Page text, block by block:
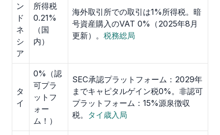
ン
ド
ネ
シ
ア
所得税
0.21%
（国
内）
海外取引所での取引は1%所得税。暗
号資産購入のVAT 0%（2025年8月
更新）。 税務総局
タ
イ
0%（認
可プラ
ットフ
ォー
ム！）
SEC承認プラットフォーム：2029年
までキャピタルゲイン税0%。非認可
プラットフォーム：15%源泉徴収
税。 タイ歳入局